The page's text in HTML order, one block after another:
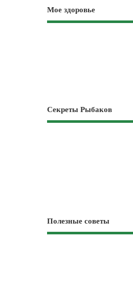
Мое здоровье
Секреты Рыбаков
Полезные советы